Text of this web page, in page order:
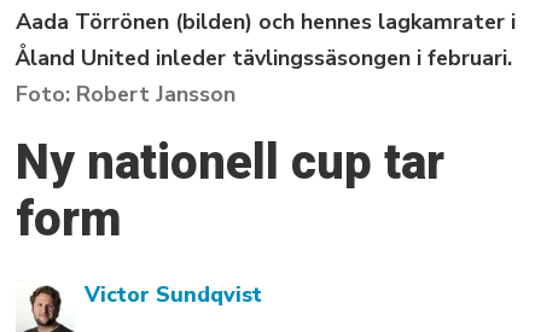
Aada Törrönen (bilden) och hennes lagkamrater i
Åland United inleder tävlingssäsongen i februari.
Robert Jansson
Ny nationell cup tar
form
Victor Sundqvist